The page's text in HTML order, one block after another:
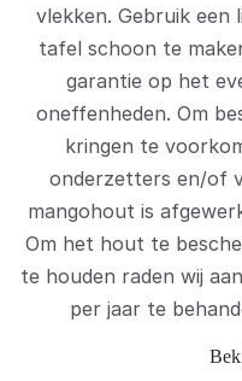
vlekken. Gebruik een
tafel schoon te
garantie op het
oneffenheden. Om
kringen te
onderzetters en/of
mangohout is
Om het hout te
te houden raden wij
per jaar te